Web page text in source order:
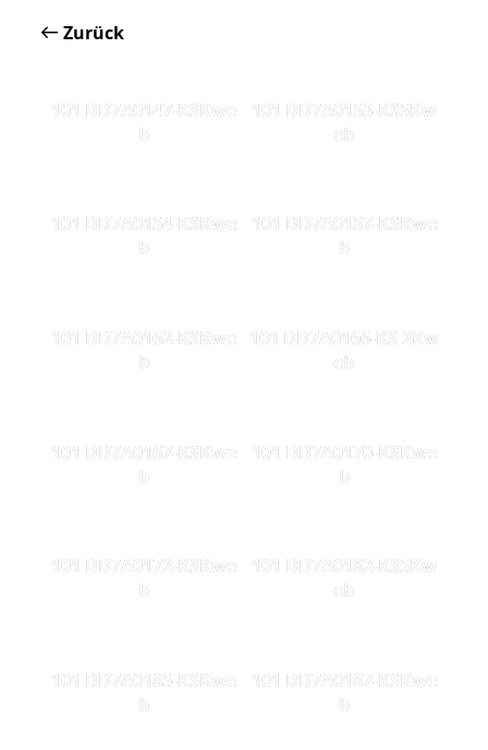
Zurück
101 DD7A0147-KSKwe
b
101 DD7A0153-KS5Kw
eb
101 DD7A0154-KSKwe
b
101 DD7A0157-KSKwe
b
101 DD7A0162-KSKwe
b
101 DD7A0166-KS 2Kw
eb
101 DD7A0167-KSKwe
b
101 DD7A0170-KSKwe
b
101 DD7A0172-KSKwe
b
101 DD7A0182-KS5Kw
eb
101 DD7A0185-KSKwe
b
101 DD7A0187-KSKwe
b